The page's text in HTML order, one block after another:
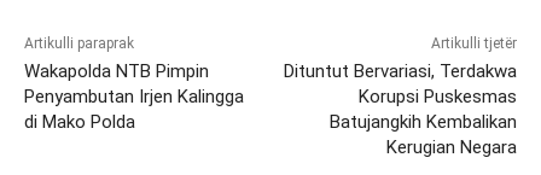
Artikulli paraprak
Wakapolda NTB Pimpin
Penyambutan Irjen Kalingga
di Mako Polda
Artikulli tjetër
Dituntut Bervariasi, Terdakwa
Korupsi Puskesmas
Batujangkih Kembalikan
Kerugian Negara